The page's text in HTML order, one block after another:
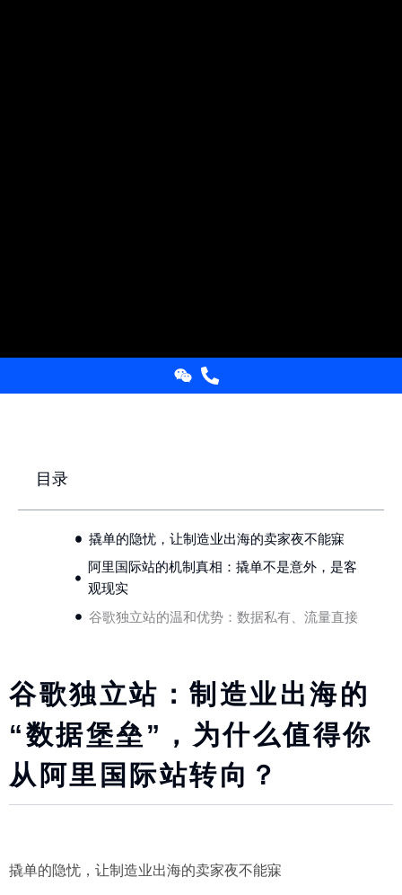
目录
撬单的隐忧，让制造业出海的卖家夜不能寐
阿里国际站的机制真相：撬单不是意外，是客
观现实
谷歌独立站的温和优势：数据私有、流量直接
谷歌独立站：制造业出海的
“数据堡垒”，为什么值得你
从阿里国际站转向？
撬单的隐忧，让制造业出海的卖家夜不能寐